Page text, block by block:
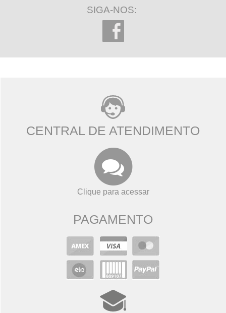
SIGA-NOS:
CENTRAL DE ATENDIMENTO
Clique para acessar
PAGAMENTO